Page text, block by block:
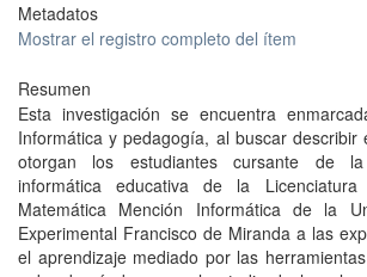
Metadatos
Mostrar el registro completo del ítem
Resumen
Esta investigación se encuentra
Informática y pedagogía, al buscar describir
otorgan los estudiantes cursante de
informática educativa de la
Matemática Mención Informática de la
Experimental Francisco de Miranda a las
el aprendizaje mediado por las